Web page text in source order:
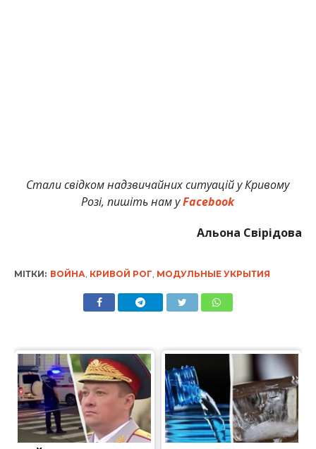
Стали свідком надзвичайних ситуацій у Кривому
Розі, пишіть нам уFacebook
Альона Свірідова
МІТКИ: ВОЙНА КРИВОЙ РОГ МОДУЛЬНЫЕ УКРЫТИЯ